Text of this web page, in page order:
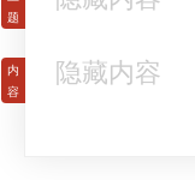
隐藏内容